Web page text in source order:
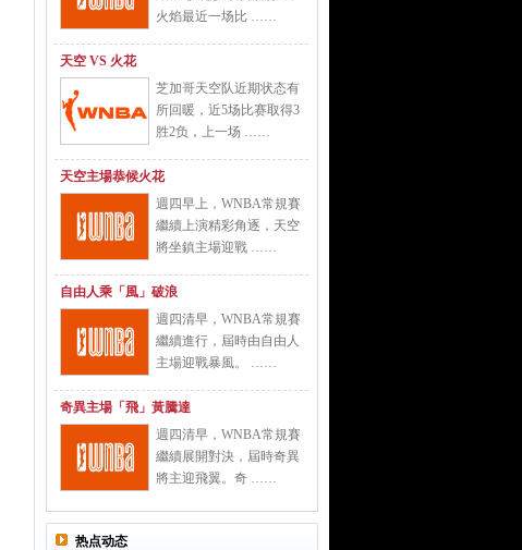
火焰最近一场比 ……
天空 VS 火花
芝加哥天空队近期状态有
所回暖，近5场比赛取得3
胜2负，上一场 ……
天空主場恭候火花
週四早上，WNBA常規賽
繼續上演精彩角逐，天空
將坐鎮主場迎戰 ……
自由人乘「風」破浪
週四清早，WNBA常規賽
繼續進行，屆時由自由人
主場迎戰暴風。 ……
奇異主場「飛」黃騰達
週四清早，WNBA常規賽
繼續展開對決，屆時奇異
將主迎飛翼。奇 ……
热点动态